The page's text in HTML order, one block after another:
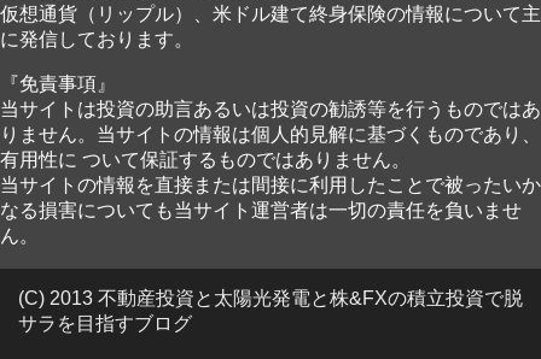
仮想通貨（リップル）、米ドル建て終身保険の情報について主
に発信しております。
『免責事項』
当サイトは投資の助言あるいは投資の勧誘等を行うものではあ
りません。当サイトの情報は個人的見解に基づくものであり、
有用性に ついて保証するものではありません。
当サイトの情報を直接または間接に利用したことで被ったいか
なる損害についても当サイト運営者は一切の責任を負いませ
ん。
(C) 2013 不動産投資と太陽光発電と株&FXの積立投資で脱
サラを目指すブログ